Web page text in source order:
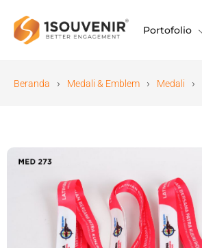
Portofolio
Beranda › Medali & Emblem › Medali ›